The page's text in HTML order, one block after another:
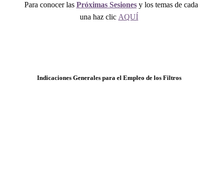
Para conocer las Próximas Sesionesy los temas de cada
una haz clic AQUÍ
Indicaciones Generales para el Empleo de los Filtros